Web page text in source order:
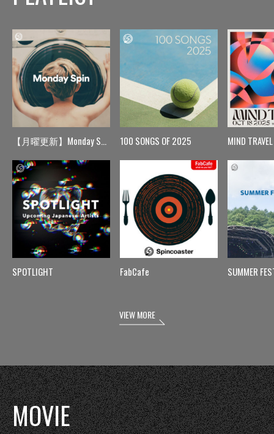
【月曜更新】Monday Spin
SPOTLIGHT
100 SONGS OF 2025
FabCafe
MIND TRAVEL
SUMMER
VIEW MORE
MOVIE